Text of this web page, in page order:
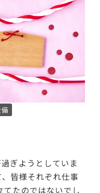
ぎようとしていま
皆様それぞれ仕事
たのではないでし